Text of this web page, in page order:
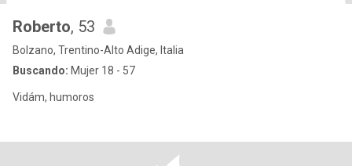
Roberto, 53
Bolzano, Trentino-Alto Adige, Italia
Buscando: Mujer 18 - 57
Vidám, humoros